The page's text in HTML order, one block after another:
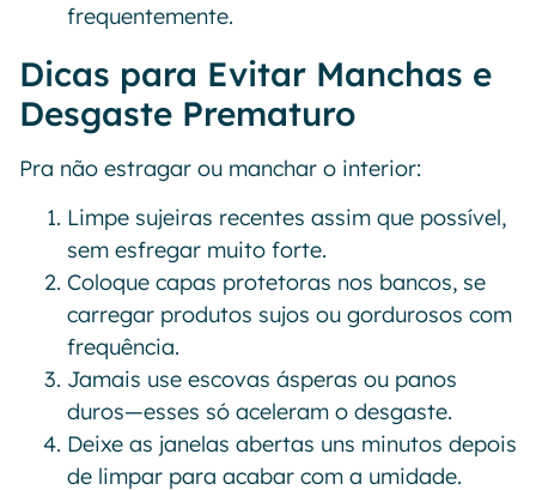
frequentemente.
Dicas para Evitar Manchas e
Desgaste Prematuro
Pra não estragar ou manchar o interior:
Limpe sujeiras recentes assim que possível,
sem esfregar muito forte.
Coloque capas protetoras nos bancos, se
carregar produtos sujos ou gordurosos com
frequência.
Jamais use escovas ásperas ou panos
duros—esses só aceleram o desgaste.
Deixe as janelas abertas uns minutos depois
de limpar para acabar com a umidade.